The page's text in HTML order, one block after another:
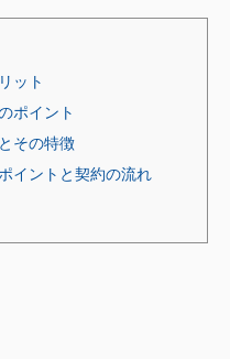
ット
ポイント
その特徴
イントと契約の流れ